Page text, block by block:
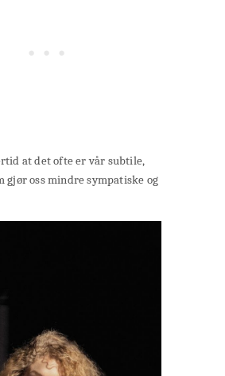
at det ofte er vår subtile,
gjør oss mindre sympatiske og